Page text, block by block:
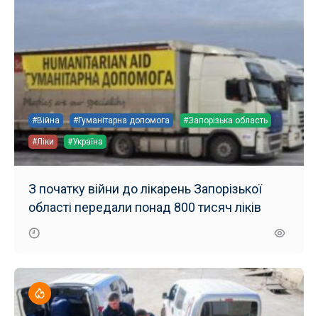
#Війна #Гуманітарна допомога #Запорізька область
#Ліки #Україна
З початку війни до лікарень Запорізької
області передали понад 800 тисяч ліків